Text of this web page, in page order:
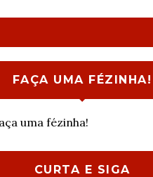
FAÇA UMA FÉZINHA!
CURTA E SIGA